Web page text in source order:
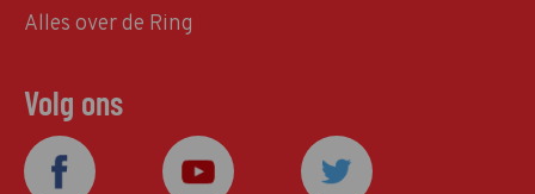
Alles over de Ring
Volg ons